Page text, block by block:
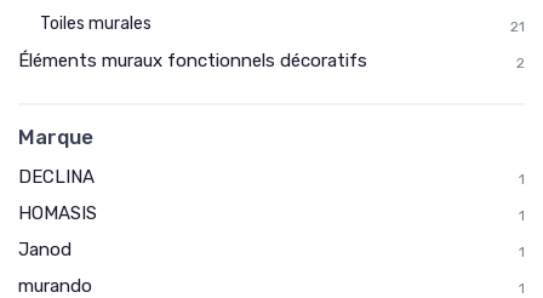
Toiles murales 21
Éléments muraux fonctionnels décoratifs 2
Marque
DECLINA 1
HOMASIS 1
Janod 1
murando 1